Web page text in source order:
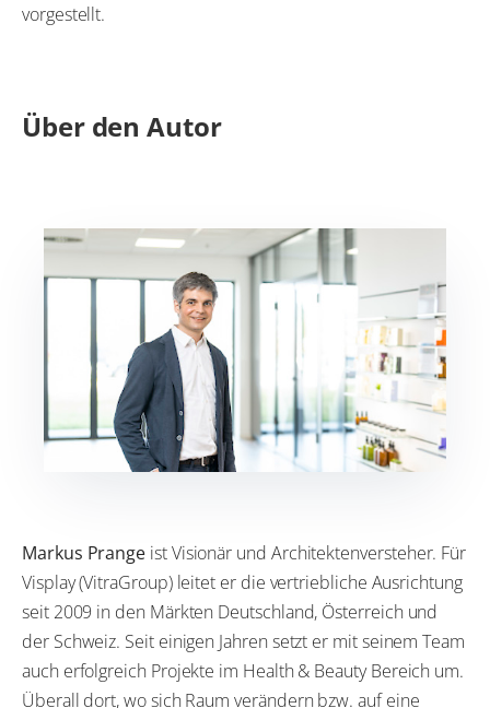
vorgestellt.
Über den Autor
Markus Prange ist Visionär und Architektenversteher. Für
Visplay (VitraGroup) leitet er die vertriebliche Ausrichtung
seit 2009 in den Märkten Deutschland, Österreich und
der Schweiz. Seit einigen Jahren setzt er mit seinem Team
auch erfolgreich Projekte im Health & Beauty Bereich um.
Überall dort, wo sich Raum verändern bzw. auf eine